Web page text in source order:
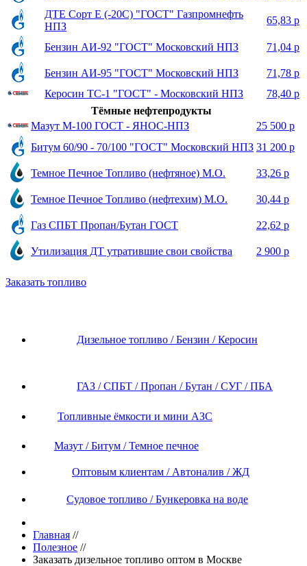
ДТЕ Сорт Е (-20С) "ГОСТ" Газпромнефть
НПЗ
65,83 р
Бензин АИ-92 "ГОСТ" Московский НПЗ 71,04 р
Бензин АИ-95 "ГОСТ" Московский НПЗ
71,78 р
Керосин ТС-1 "ГОСТ" - Московский НПЗ
78,40 р
Тёмные нефтепродукты
Мазут М-100 ГОСТ - ЯНОС-НПЗ
25 500 р
Битум 60/90 - 70/100 "ГОСТ" Московский НПЗ 31 200 р
Темное Печное Топливо (нефтяное) М.О. 33,26 р
Темное Печное Топливо (нефтехим) М.О. 30,44 р
Газ СПБТ Пропан/Бутан ГОСТ 22,62 р
Утилизация ДТ утратившие свои свойства 2 900 р
Заказать топливо
Дизельное топливо / Бензин / Керосин
ГАЗ / СПБТ / Пропан / Бутан / СУГ / ПБА
Топливные ёмкости и мини АЗС
Мазут / Битум / Темное печное
Оптовым клиентам / Автоналив / ЖД
Судовое топливо / Бункеровка на воде
Главная //
Полезное //
Заказать дизельное топливо оптом в Москве